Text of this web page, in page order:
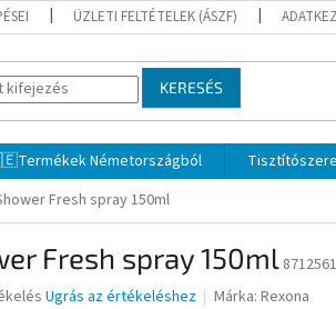
ÜZLETI FELTÉTELEK (ÁSZF)
KERESÉS
Németországból
Fresh spray 150ml
Fresh spray 150ml
Ugrás az értékeléshez Márka:Rexona